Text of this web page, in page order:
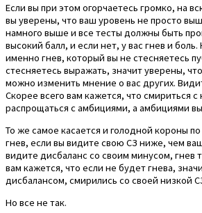
Если вы при этом огорчаетесь громко, на
вы уверены, что ваш уровень не просто
намного выше и все тесты должны быть
высокий балл, и если нет, у вас гнев и боль.
именно гнев, который вы не стесняетесь
стесняетесь выражать, значит уверены,
можно изменить мнение о вас других.
Скорее всего вам кажется, что смириться
распрощаться с амбициями, а амбициями
То же самое касается и голодной короны
гнев, если вы видите свою СЗ ниже, чем
видите дисбаланс со своим минусом, гнев
вам кажется, что если не будет гнева,
дисбалансом, смирились со своей низкой
Но все не так.